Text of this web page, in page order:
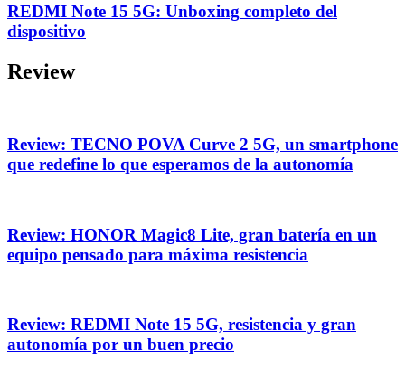
REDMI Note 15 5G: Unboxing completo del
dispositivo
Review
Review: TECNO POVA Curve 2 5G, un smartphone
que redefine lo que esperamos de la autonomía
Review: HONOR Magic8 Lite, gran batería en un
equipo pensado para máxima resistencia
Review: REDMI Note 15 5G, resistencia y gran
autonomía por un buen precio